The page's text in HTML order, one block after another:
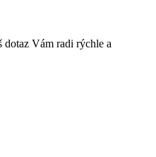
dotaz Vám radi rýchle a